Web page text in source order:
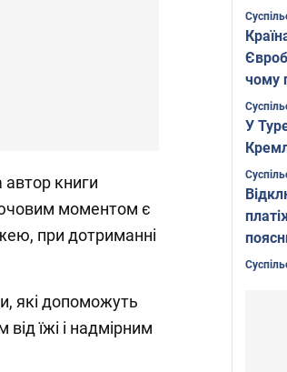
автор книги
моментом є
при дотриманні
які допоможуть
їжі і надмірним
Фото
чому
У